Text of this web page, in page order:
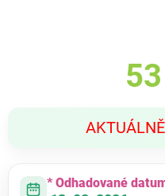
* Odhadované